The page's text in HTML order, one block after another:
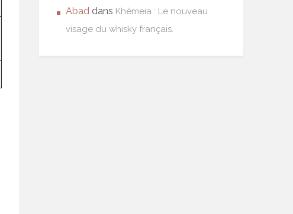
Abad dans Khêmeia : Le nouveau
visage du whisky français.